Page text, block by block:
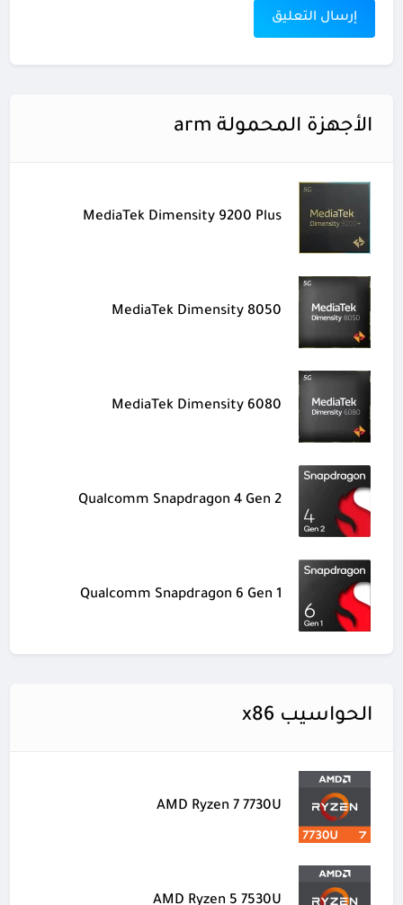
الأجهزة المحمولة arm
MediaTek Dimensity 9200 Plus
MediaTek Dimensity 8050
MediaTek Dimensity 6080
Qualcomm Snapdragon 4 Gen 2
Qualcomm Snapdragon 6 Gen 1
الحواسيب x86
AMD Ryzen 7 7730U
AMD Ryzen 5 7530U